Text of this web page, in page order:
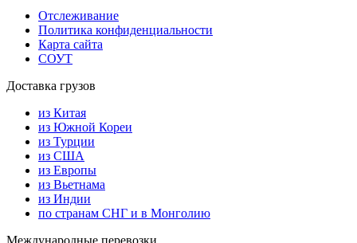
Отслеживание
Политика конфиденциальности
Карта сайта
СОУТ
Доставка грузов
из Китая
из Южной Кореи
из Турции
из США
из Европы
из Вьетнама
из Индии
по странам СНГ и в Монголию
Международные перевозки